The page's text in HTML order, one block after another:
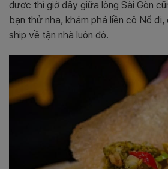
được thì giờ đây giữa lòng Sài Gòn
bạn thử nha, khám phá liền cô Nổ
ship về tận nhà luôn đó.